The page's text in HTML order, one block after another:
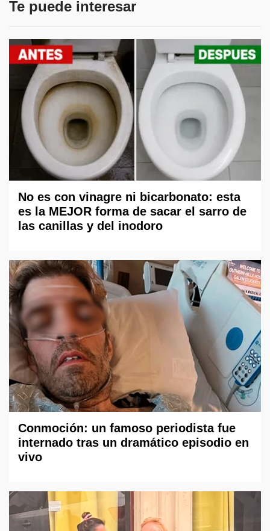
Te puede interesar
No es con vinagre ni bicarbonato: esta
es la MEJOR forma de sacar el sarro de
las canillas y del inodoro
Conmoción: un famoso periodista fue
internado tras un dramático episodio en
vivo